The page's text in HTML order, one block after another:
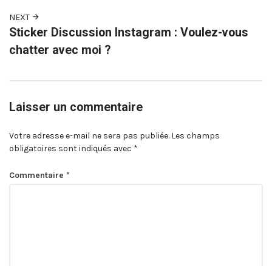
NEXT
Sticker Discussion Instagram : Voulez-vous
chatter avec moi ?
Laisser un commentaire
Votre adresse e-mail ne sera pas publiée. Les champs
obligatoires sont indiqués avec *
Commentaire *